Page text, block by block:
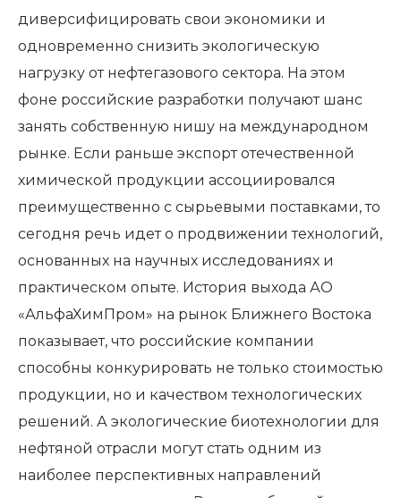
диверсифицировать свои экономики и
одновременно снизить экологическую
нагрузку от нефтегазового сектора. На этом
фоне российские разработки получают шанс
занять собственную нишу на международном
рынке. Если раньше экспорт отечественной
химической продукции ассоциировался
преимущественно с сырьевыми поставками, то
сегодня речь идет о продвижении технологий,
основанных на научных исследованиях и
практическом опыте. История выхода АО
«АльфаХимПром» на рынок Ближнего Востока
показывает, что российские компании
способны конкурировать не только стоимостью
продукции, но и качеством технологических
решений. А экологические биотехнологии для
нефтяной отрасли могут стать одним из
наиболее перспективных направлений